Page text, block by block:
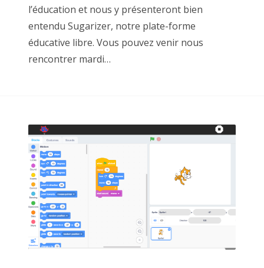
l’éducation et nous y présenteront bien
entendu Sugarizer, notre plate-forme
éducative libre. Vous pouvez venir nous
rencontrer mardi…